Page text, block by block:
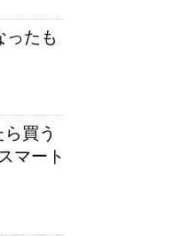
ったも
買う
マート